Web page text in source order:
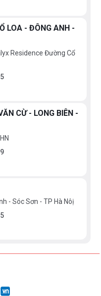
LOA - ĐÔNG ANH -
Residence Đường Cổ
CỪ - LONG BIÊN -
- Sóc Sơn - TP Hà Nôị